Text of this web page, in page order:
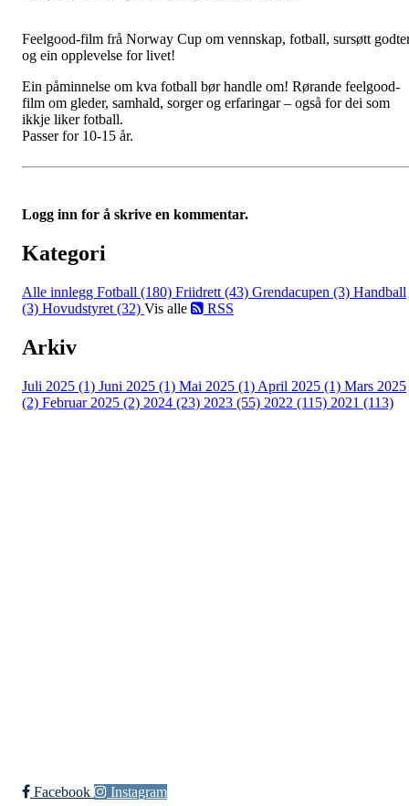
Feelgood-film frå Norway Cup om vennskap, fotball, sursøtt
og ein opplevelse for livet!
Ein påminnelse om kva fotball bør handle om! Rørande feelgood-
film om gleder, samhald, sorger og erfaringar – også for dei som
ikkje liker fotball.
Passer for 10-15 år.
Logg inn for å skrive en kommentar.
Kategori
Alle innlegg Fotball (180) Friidrett (43) Grendacupen (3) Handball
(3) Hovudstyret (32) Vis alle RSS
Arkiv
Juli 2025 (1) Juni 2025 (1) Mai 2025 (1) April 2025 (1) Mars 2025
(2) Februar 2025 (2) 2024 (23) 2023 (55) 2022 (115) 2021 (113)
Facebook Instagram